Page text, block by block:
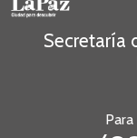
Secretaría